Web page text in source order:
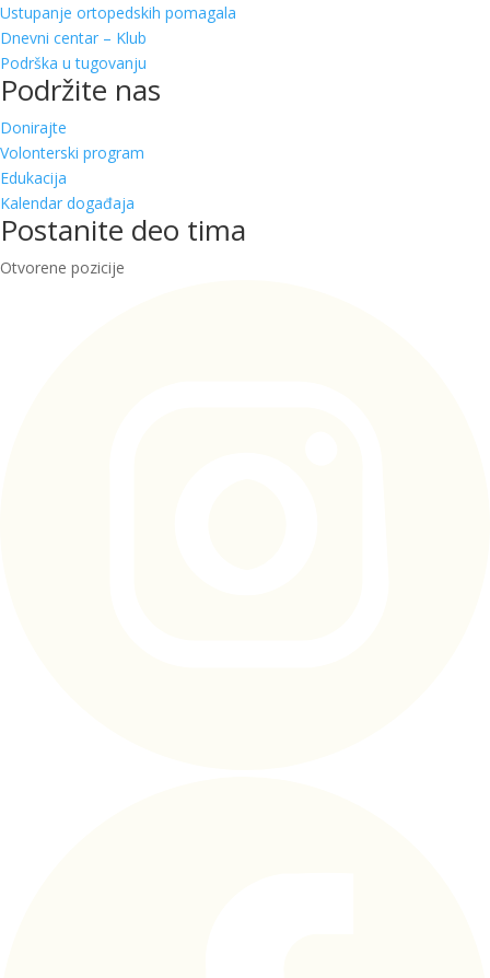
Ustupanje ortopedskih pomagala
Dnevni centar – Klub
Podrška u tugovanju
Podržite nas
Donirajte
Volonterski program
Edukacija
Kalendar događaja
Postanite deo tima
Otvorene pozicije